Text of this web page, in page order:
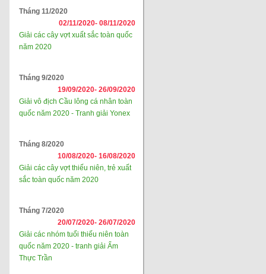
Tháng 11/2020
02/11/2020- 08/11/2020
Giải các cây vợt xuất sắc toàn quốc
năm 2020
Tháng 9/2020
19/09/2020- 26/09/2020
Giải vô địch Cầu lông cá nhân toàn
quốc năm 2020 - Tranh giải Yonex
Tháng 8/2020
10/08/2020- 16/08/2020
Giải các cây vợt thiếu niên, trẻ xuất
sắc toàn quốc năm 2020
Tháng 7/2020
20/07/2020- 26/07/2020
Giải các nhóm tuổi thiếu niên toàn
quốc năm 2020 - tranh giải Ẩm
Thực Trần